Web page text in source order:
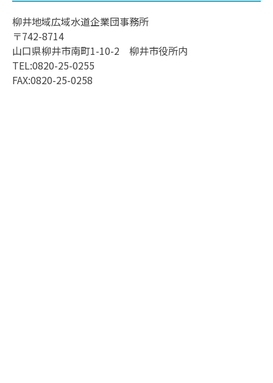
柳井地域広域水道企業団事務所
〒742-8714
山口県柳井市南町1-10-2 柳井市役所内
TEL:0820-25-0255
FAX:0820-25-0258